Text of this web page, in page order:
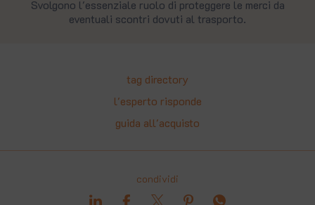
Svolgono l'essenziale ruolo di proteggere le merci da
eventuali scontri dovuti al trasporto.
tag directory
l'esperto risponde
guida all'acquisto
condividi